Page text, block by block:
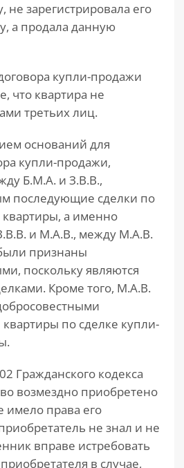
не зарегистрировала его
а продала данную
купли-продажи
что квартира не
третьих лиц.
оснований для
купли-продажи,
Б.М.А. и З.В.В.,
последующие сделки по
а именно
и М.А.В., между М.А.В.
признаны
поскольку являются
Кроме того, М.А.В.
по сделке купли-
Гражданского кодекса
возмездно приобретено
имело права его
не знал и не
вправе истребовать
в случае,